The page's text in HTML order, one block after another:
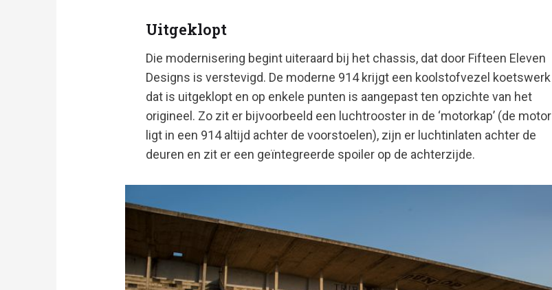
Uitgeklopt
Die modernisering begint uiteraard bij het chassis, dat door Fifteen Eleven
Designs is verstevigd. De moderne 914 krijgt een koolstofvezel koetswerk
dat is uitgeklopt en op enkele punten is aangepast ten opzichte van het
origineel. Zo zit er bijvoorbeeld een luchtrooster in de ‘motorkap’ (de motor
ligt in een 914 altijd achter de voorstoelen), zijn er luchtinlaten achter de
deuren en zit er een geïntegreerde spoiler op de achterzijde.